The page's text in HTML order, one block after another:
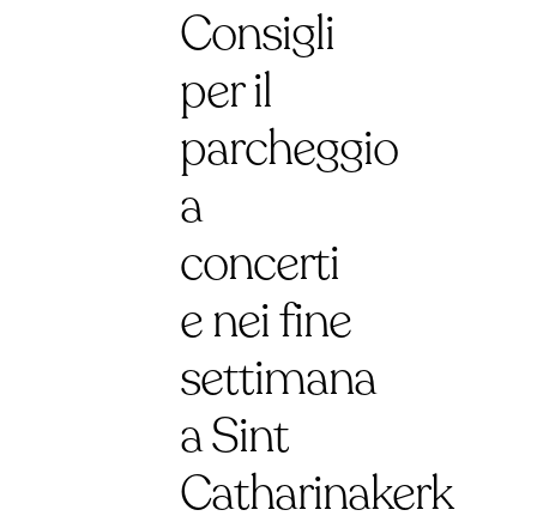
Consigli
per il
parcheggio
a
concerti
e nei fine
settimana
a Sint
Catharinakerk